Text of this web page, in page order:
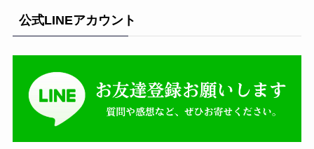
公式LINEアカウント